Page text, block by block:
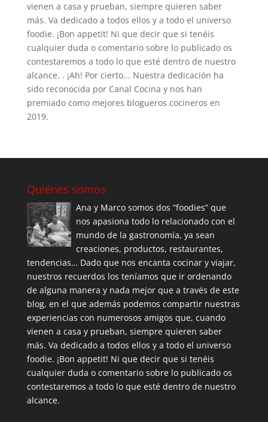
vienen a casa y prueban, siempre quieren saber
más. Va dedicado a todos ellos y a todo el universo
foodie. ¡Bon appetit! Ni que decir que si tenéis
cualquier duda o comentario sobre lo publicado os
contestaremos a todo lo que esté dentro de nuestro
alcance. . ¡Ah! Por cierto... Nuestra dedicación ha
sido reconocida por Canal Cocina y nos han
premiado como mejores blogueros cocineros en
2019.
Quiénes somos
Ana y Marco somos dos “foodies” que
nos apasiona todo lo relacionado con el
mundo de la gastronomía, ya sean
creaciones, productos, restaurantes,
tendencias… Dado que nos encanta cocinar y viajar,
nuestros recuerdos los teníamos que ir ordenando
de alguna manera y nada mejor que a través de este
blog, en el que además podemos compartir nuestras
experiencias con numerosos amigos que, cuando
vienen a casa y prueban, siempre quieren saber
más. Va dedicado a todos ellos y a todo el universo
foodie. ¡Bon appetit! Ni que decir que si tenéis
cualquier duda o comentario sobre lo publicado os
contestaremos a todo lo que esté dentro de nuestro
alcance.